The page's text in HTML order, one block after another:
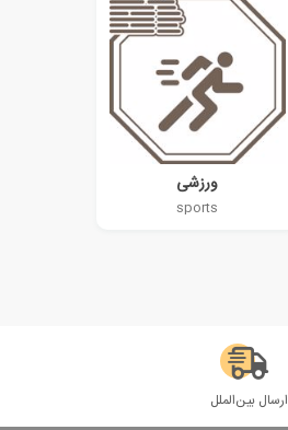
ورزشی
sports
ارسال بین‌الملل